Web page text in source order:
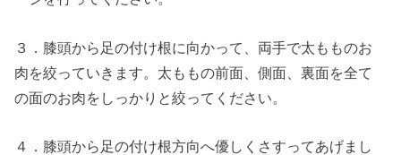
３．膝頭から足の付け根に向かって、両手で太もものお
肉を絞っていきます。太ももの前面、側面、裏面を全て
の面のお肉をしっかりと絞ってください。
４．膝頭から足の付け根方向へ優しくさすってあげまし